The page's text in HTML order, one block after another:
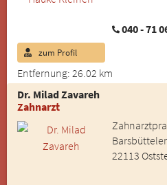
040 - 71
Entfernung: 26.02 km
zum Profil
Dr. Milad Zavareh
Zahnarzt
22113